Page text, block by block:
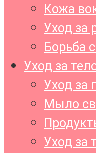
Кожа
Уход за
Борьба
Уход за
Уход за
Мыло
Уход за